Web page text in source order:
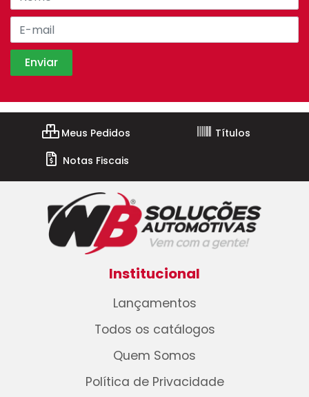
Meus Pedidos
Títulos
Notas Fiscais
Institucional
Lançamentos
Todos os catálogos
Quem Somos
Política de Privacidade